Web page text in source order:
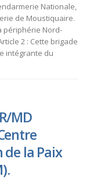
Nationale,
de Moustiquaire.
périphérie Nord-
2 : Cette brigade
intégrante du
MD
la Paix